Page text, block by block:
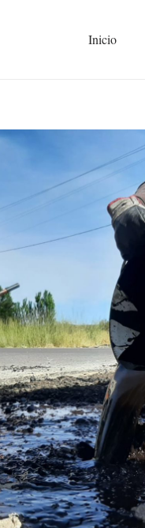
Inicio